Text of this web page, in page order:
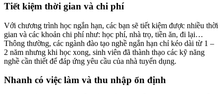
Tiết kiệm thời gian và chi phí
Với chương trình học ngắn hạn, các bạn sẽ tiết kiệm được nhiều thời
gian và các khoản chi phí như: học phí, nhà trọ, tiền ăn, đi lại…
Thông thường, các ngành đào tạo nghề ngắn hạn chỉ kéo dài từ 1 –
2 năm nhưng khi học xong, sinh viên đã thành thạo các kỹ năng
nghề cần thiết để đáp ứng yêu cầu của nhà tuyển dụng.
Nhanh có việc làm và thu nhập ổn định